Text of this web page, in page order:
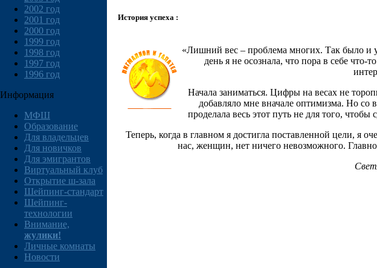
2002 год
2001 год
2000 год
1999 год
1998 год
1997 год
1996 год
Информация
МФШ
Образование
Для владельцев
Для новичков
Для эмигрантов
Виртуальный клуб
Открытие ш-зала
Шейпинг-стандарт
Шейпинг-
технологии
Внимание,
жулики!
Личные комнаты
Новости
История успеха :
«Лишний вес – проблема многих. Так было и
день я не осознала, что пора в себе
Начала заниматься. Цифры на весах не
добавляло мне вначале оптимизма. Но со
проделала весь этот путь не для того,
Теперь, когда в главном я достигла поставленной цели, я
нас, женщин, нет ничего невозможного.